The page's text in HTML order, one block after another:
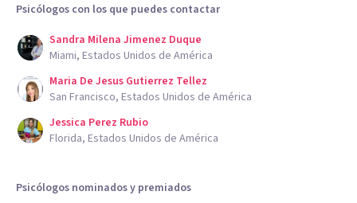
Psicólogos con los que puedes contactar
Sandra Milena Jimenez Duque
Miami, Estados Unidos de América
Maria De Jesus Gutierrez Tellez
San Francisco, Estados Unidos de América
Jessica Perez Rubio
Florida, Estados Unidos de América
Psicólogos nominados y premiados